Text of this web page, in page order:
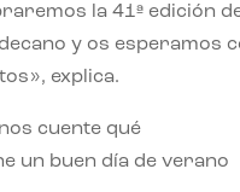
la 41ª edición
y os esperamos
explica.
cuente qué
un buen día de verano